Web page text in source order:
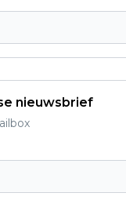
nieuwsbrief